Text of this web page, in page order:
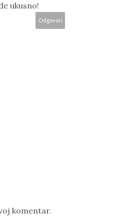
ukusno!
Odgovori
komentar.